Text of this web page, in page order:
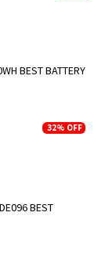
BEST BATTERY
32% OFF
BEST